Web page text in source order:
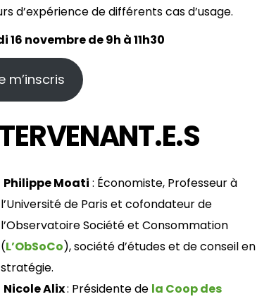
d’expérience de différents cas d’usage.
16 novembre de 9h à 11h30
m’inscris
Philippe Moati : Économiste, Professeur à
l’Université de Paris et cofondateur de
l’Observatoire Société et Consommation
(L’ObSoCo), société d’études et de conseil en
stratégie.
Nicole Alix: Présidente de la Coop des